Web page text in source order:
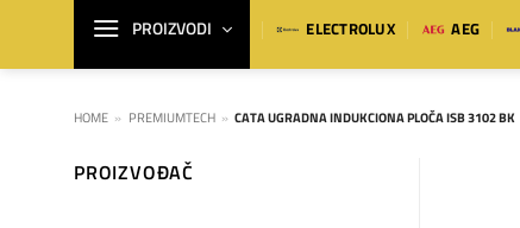
PROIZVODI ELECTROLUX AEG
HOME » PREMIUMTECH » CATA UGRADNA INDUKCIONA PLOČA ISB 3102 BK
PROIZVOĐAČ